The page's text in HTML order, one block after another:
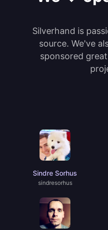
Silverhand is
source. We've
sponsored
Sindre Sorhus
sindresorhus